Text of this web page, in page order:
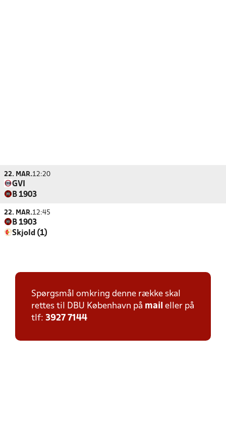
22. MAR.12:20
GVI
B 1903
22. MAR.12:45
B 1903
Skjold (1)
Spørgsmål omkring denne række skal
rettes til DBU København på mail eller på
tlf: 3927 7144